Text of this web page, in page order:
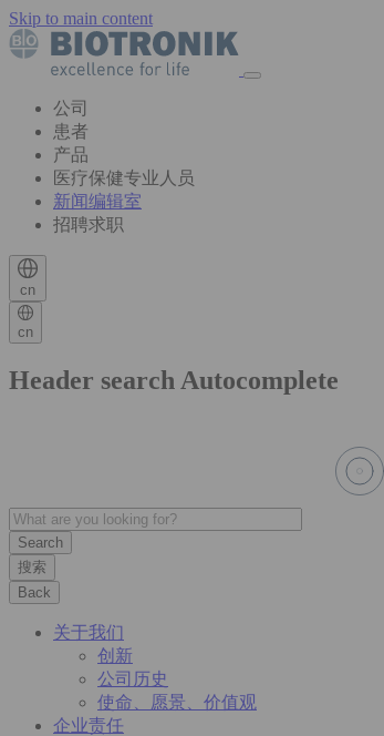
Skip to main content
公司
患者
产品
医疗保健专业人员
新闻编辑室
招聘求职
cn
cn
Header search Autocomplete
搜索
Back
关于我们
创新
公司历史
使命、愿景、价值观
企业责任